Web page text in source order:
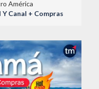
América
Canal + Compras